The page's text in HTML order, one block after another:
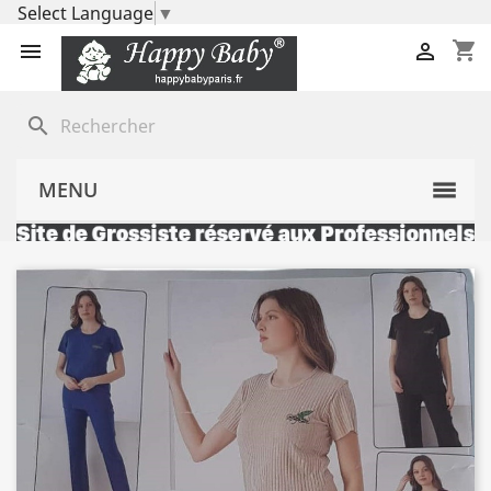
Select Language ▼
 shopping_cart

search
MENU